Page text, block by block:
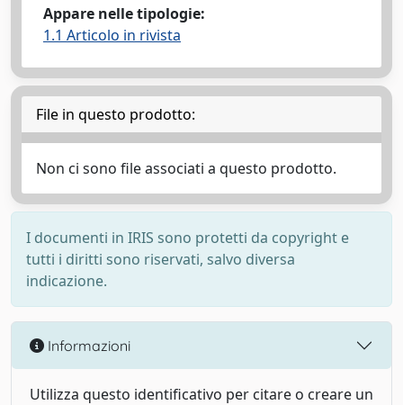
Appare nelle tipologie:
1.1 Articolo in rivista
File in questo prodotto:
Non ci sono file associati a questo prodotto.
I documenti in IRIS sono protetti da copyright e
tutti i diritti sono riservati, salvo diversa
indicazione.
Informazioni
Utilizza questo identificativo per citare o creare un